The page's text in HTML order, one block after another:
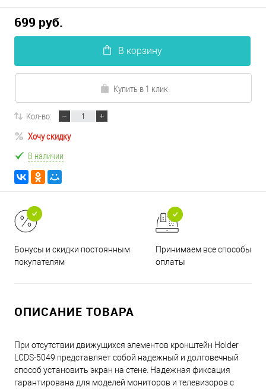
699 руб.
В корзину
Купить в 1 клик
Кол-во:
Хочу скидку
В наличии
Бонусы и скидки постоянным
покупателям
Принимаем все способы
оплаты
ОПИСАНИЕ ТОВАРА
При отсутствии движущихся элементов кронштейн Holder
LCDS-5049 представляет собой надежный и долговечный
способ установить экран на стене. Надежная фиксация
гарантирована для моделей мониторов и телевизоров с